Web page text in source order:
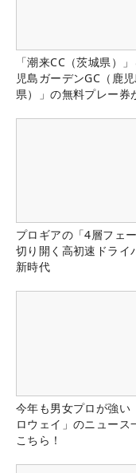
「潮来CC（茨城県）
児島ガーデンGC（鹿
県）」の無料プレー券
プロギアの「4層フェ
切り開く高初速ドライ
新時代
今年も男女プロが強い
ロウェイ」のニュース
こちら！